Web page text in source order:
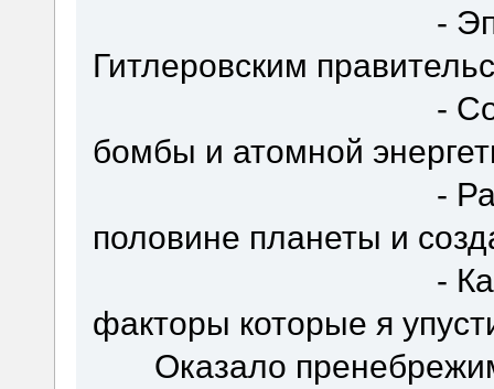
- Эпизоды
Гитлеровским
- Создание
бомбы и атомной
-
половине планеты и
- Какие-то
факторы которые я
Оказало